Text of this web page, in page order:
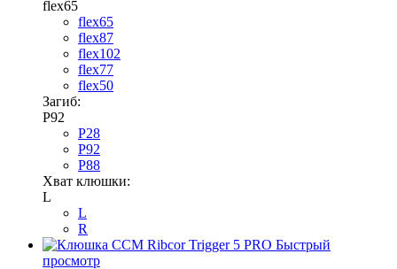
flex65
flex65
flex87
flex102
flex77
flex50
Загиб:
P92
P28
P92
P88
Хват клюшки:
L
L
R
Быстрый
просмотр